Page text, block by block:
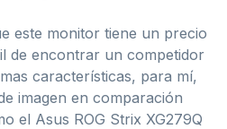
este monitor tiene un precio
de encontrar un competidor
características, para mí,
imagen en comparación
el Asus ROG Strix XG279Q